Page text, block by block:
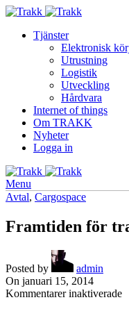
Tjänster
Elektronisk
Utrustning
Logistik
Utveckling
Hårdvara
Internet of things
Om TRAKK
Nyheter
Logga in
Menu
Avtal, Cargospace
Framtiden för
Posted by
admin
On januari 15, 2014
Kommentarer inaktiveradeför